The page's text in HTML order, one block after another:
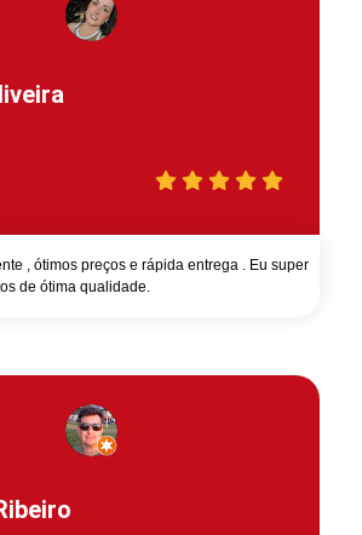
, ótimos preços e rápida entrega . Eu super
de ótima qualidade.